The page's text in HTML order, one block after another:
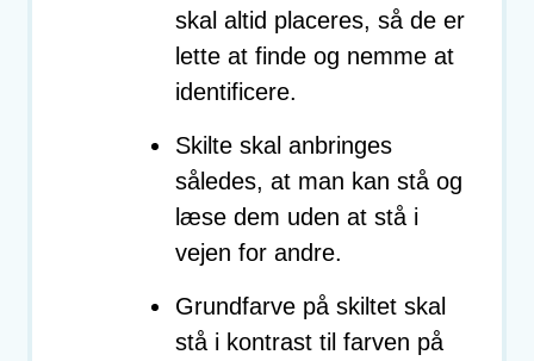
skal altid placeres, så de er
lette at finde og nemme at
identificere.
Skilte skal anbringes
således, at man kan stå og
læse dem uden at stå i
vejen for andre.
Grundfarve på skiltet skal
stå i kontrast til farven på